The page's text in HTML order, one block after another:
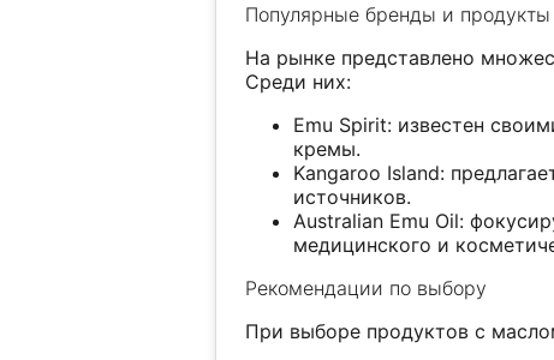
Популярные бренды и продукты
На рынке представлено
Среди них:
Emu Spirit: известен
кремы.
Kangaroo Island:
источников.
Australian Emu Oil:
медицинского и
Рекомендации по выбору
При выборе продуктов с